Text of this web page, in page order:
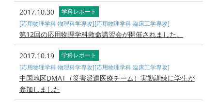
2017.10.30
学科レポート
[応用物理学科 物理科学専攻][応用物理学科 臨床工学専攻]
第12回の応用物理学科救命講習会が開催されました。
2017.10.19
学科レポート
[応用物理学科 物理科学専攻][応用物理学科 臨床工学専攻]
中国地区DMAT（災害派遣医療チーム）実動訓練に学生が
参加しました